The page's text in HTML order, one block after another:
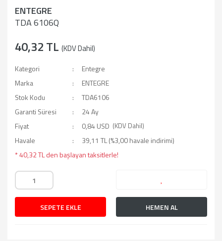
ENTEGRE
TDA 6106Q
40,32 TL (KDV Dahil)
Kategori
Entegre
Marka
ENTEGRE
Stok Kodu
TDA6106
Garanti Süresi
24 Ay
Fiyat
0,84 USD (KDV Dahil)
Havale
39,11 TL (%3,00 havale indirimi)
* 40,32 TL den başlayan taksitlerle!
SEPETE EKLE HEMEN AL